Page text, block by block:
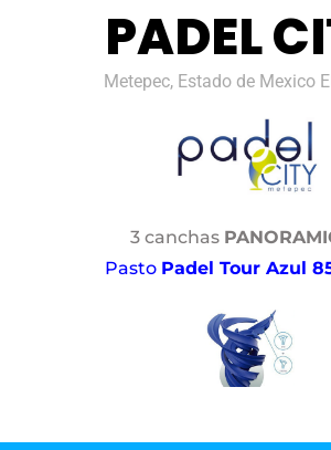
PADEL
Metepec, Estado de Mexico
3 canchas
Pasto Padel Tour Azul